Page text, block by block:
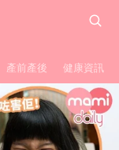
產前產後 健康資訊